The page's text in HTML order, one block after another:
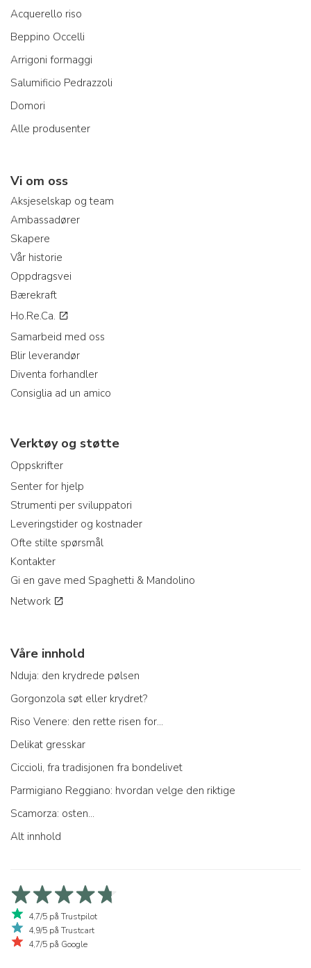
Acquerello riso
Beppino Occelli
Arrigoni formaggi
Salumificio Pedrazzoli
Domori
Alle produsenter
Vi om oss
Aksjeselskap og team
Ambassadører
Skapere
Vår historie
Oppdragsvei
Bærekraft
Ho.Re.Ca.
Samarbeid med oss
Blir leverandør
Diventa forhandler
Consiglia ad un amico
Verktøy og støtte
Oppskrifter
Senter for hjelp
Strumenti per sviluppatori
Leveringstider og kostnader
Ofte stilte spørsmål
Kontakter
Gi en gave med Spaghetti & Mandolino
Network
Våre innhold
Nduja: den krydrede pølsen
Gorgonzola søt eller krydret?
Riso Venere: den rette risen for...
Delikat gresskar
Ciccioli, fra tradisjonen fra bondelivet
Parmigiano Reggiano: hvordan velge den riktige
Scamorza: osten...
Alt innhold
4,7/5 på Trustpilot
4,9/5 på Trustcart
4,7/5 på Google